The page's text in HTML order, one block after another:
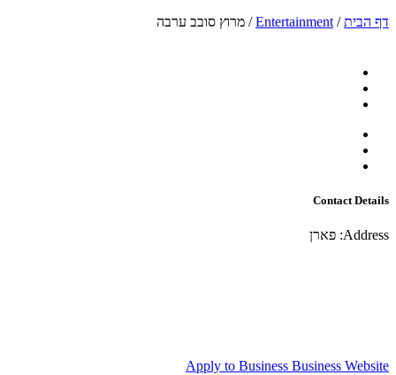
דף הבית/
Entertainment
/ מרוץ סובב ערבה
Contact Details
Address: פארן
Apply to Business Business Website